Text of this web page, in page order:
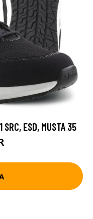
ESD, MUSTA 35